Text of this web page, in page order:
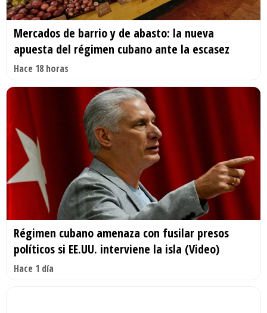
Mercados de barrio y de abasto: la nueva
apuesta del régimen cubano ante la escasez
Hace 18 horas
Régimen cubano amenaza con fusilar presos
políticos si EE.UU. interviene la isla (Video)
Hace 1 día